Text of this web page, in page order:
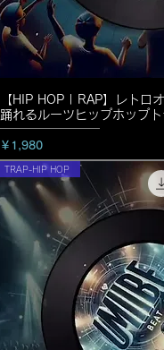
【HIP HOP | RAP】レトロ
踊れるルーツヒップホップ
価格
￥1,980
TRAP-HIP HOP